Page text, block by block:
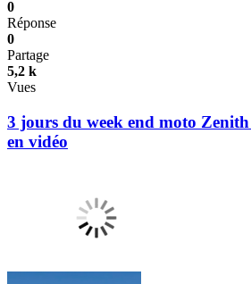
0
Réponse
0
Partage
5,2 k
Vues
3 jours du week end moto
en vidéo